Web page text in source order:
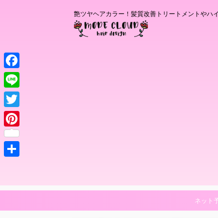
艶ツヤヘアカラー！髪質改善トリートメントやハ
ネット
F
a
c
e
b
o
k
L
i
n
e
T
w
e
r
P
r